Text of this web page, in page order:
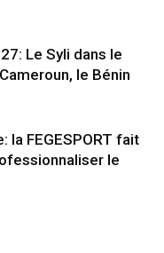
Le Syli dans le
le Bénin
la FEGESPORT fait
le